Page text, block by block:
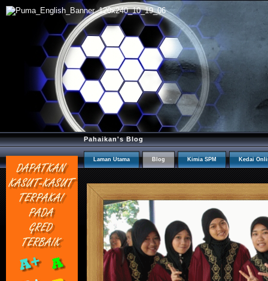
Pahaikan's Blog
Laman Utama Blog Kimia SPM Kedai